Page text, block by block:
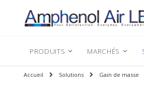
PRODUITS MARCHÉS
Accueil Solutions Gain de masse